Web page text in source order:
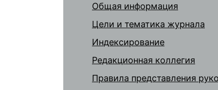
Общая информация
Цели и тематика журнала
Индексирование
Редакционная коллегия
Правила представления